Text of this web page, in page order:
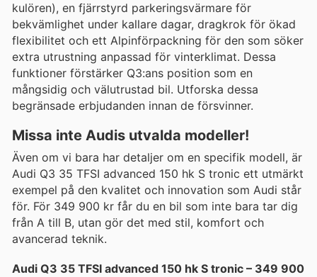
kulören), en fjärrstyrd parkeringsvärmare för
bekvämlighet under kallare dagar, dragkrok för ökad
flexibilitet och ett Alpinförpackning för den som söker
extra utrustning anpassad för vinterklimat. Dessa
funktioner förstärker Q3:ans position som en
mångsidig och välutrustad bil. Utforska dessa
begränsade erbjudanden innan de försvinner.
Missa inte Audis utvalda modeller!
Även om vi bara har detaljer om en specifik modell, är
Audi Q3 35 TFSI advanced 150 hk S tronic ett utmärkt
exempel på den kvalitet och innovation som Audi står
för. För 349 900 kr får du en bil som inte bara tar dig
från A till B, utan gör det med stil, komfort och
avancerad teknik.
Audi Q3 35 TFSI advanced 150 hk S tronic – 349 900